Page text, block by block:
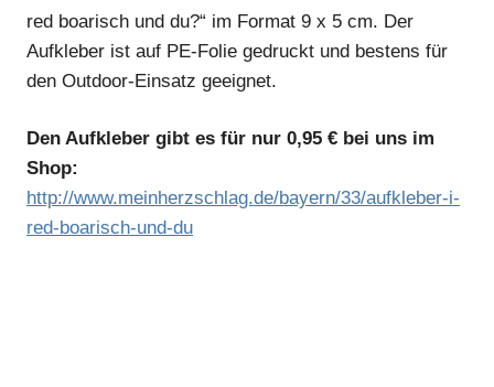
red boarisch und du?“ im Format 9 x 5 cm. Der
Aufkleber ist auf PE-Folie gedruckt und bestens für
den Outdoor-Einsatz geeignet.
Den Aufkleber gibt es für nur 0,95 € bei uns im
Shop:
http://www.meinherzschlag.de/bayern/33/aufkleber-i-
red-boarisch-und-du